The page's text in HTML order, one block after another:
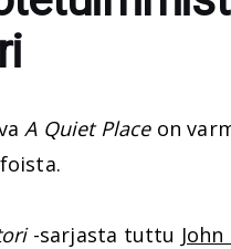
A Quiet Placeon
-sarjasta tuttu